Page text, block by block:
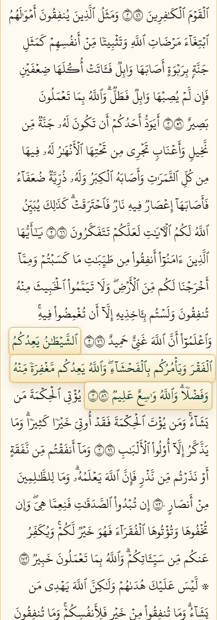
ٱلۡقَوۡمَ ٱلۡكَٰفِرِينَ ٢٦٤
وَمَثَلُ ٱلَّذِينَ يُنفِقُونَ أَمۡوَٰلَهُمُ
ٱبۡتِغَآءَ مَرۡضَاتِ ٱللَّهِ وَتَثۡبِيتٗا مِّنۡ أَنفُسِهِمۡ كَمَثَلِ
جَنَّةِۭ بِرَبۡوَةٍ أَصَابَهَا وَابِلٞ فَـَٔاتَتۡ أُكُلَهَا ضِعۡفَيۡنِ
فَإِن لَّمۡ يُصِبۡهَا وَابِلٞ فَطَلّٞۗ وَٱللَّهُ بِمَا تَعۡمَلُونَ
بَصِيرٌ ٢٦٥
أَيَوَدُّ أَحَدُكُمۡ أَن تَكُونَ لَهُۥ جَنَّةٞ مِّن
نَّخِيلٖ وَأَعۡنَابٖ تَجۡرِي مِن تَحۡتِهَا ٱلۡأَنۡهَٰرُ لَهُۥ فِيهَا
مِن كُلِّ ٱلثَّمَرَٰتِ وَأَصَابَهُ ٱلۡكِبَرُ وَلَهُۥ ذُرِّيَّةٞ ضُعَفَآءُ
فَأَصَابَهَآ إِعۡصَارٞ فِيهِ نَارٞ فَٱحۡتَرَقَتۡۗ كَذَٰلِكَ يُبَيِّنُ
ٱللَّهُ لَكُمُ ٱلۡأٓيَٰتِ لَعَلَّكُمۡ تَتَفَكَّرُونَ ٢٦٦
يَٰٓأَيُّهَا
ٱلَّذِينَ ءَامَنُوٓاْ أَنفِقُواْ مِن طَيِّبَٰتِ مَا كَسَبۡتُمۡ وَمِمَّآ
أَخۡرَجۡنَا لَكُم مِّنَ ٱلۡأَرۡضِۖ وَلَا تَيَمَّمُواْ ٱلۡخَبِيثَ مِنۡهُ
تُنفِقُونَ وَلَسۡتُم بِـَٔاخِذِيهِ إِلَّآ أَن تُغۡمِضُواْ فِيهِۚ
وَٱعۡلَمُوٓاْ أَنَّ ٱللَّهَ غَنِيٌّ حَمِيدٌ ٢٦٧
ٱلشَّيۡطَٰنُ يَعِدُكُمُ
ٱلۡفَقۡرَ وَيَأۡمُرُكُم بِٱلۡفَحۡشَآءِۖ وَٱللَّهُ يَعِدُكُم مَّغۡفِرَةٗ مِّنۡهُ
وَفَضۡلٗاۗ وَٱللَّهُ وَٰسِعٌ عَلِيمٞ ٢٦٨
يُؤۡتِي ٱلۡحِكۡمَةَ مَن
يَشَآءُۚ وَمَن يُؤۡتَ ٱلۡحِكۡمَةَ فَقَدۡ أُوتِيَ خَيۡرٗا كَثِيرٗاۗ وَمَا
يَذَّكَّرُ إِلَّآ أُوْلُواْ ٱلۡأَلۡبَٰبِ ٢٦٩
وَمَآ أَنفَقۡتُم مِّن نَّفَقَةٍ
أَوۡ نَذَرۡتُم مِّن نَّذۡرٖ فَإِنَّ ٱللَّهَ يَعۡلَمُهُۥۗ وَمَا لِلظَّٰلِمِينَ
مِنۡ أَنصَارٍ ٢٧٠
إِن تُبۡدُواْ ٱلصَّدَقَٰتِ فَنِعِمَّا هِيَۖ وَإِن
تُخۡفُوهَا وَتُؤۡتُوهَا ٱلۡفُقَرَآءَ فَهُوَ خَيۡرٞ لَّكُمۡۚ وَيُكَفِّرُ
عَنكُم مِّن سَيِّـَٔاتِكُمۡۗ وَٱللَّهُ بِمَا تَعۡمَلُونَ خَبِيرٞ ٢٧١
۞ لَّيۡسَ عَلَيۡكَ هُدَىٰهُمۡ وَلَٰكِنَّ ٱللَّهَ يَهۡدِي مَن
يَشَآءُۗ وَمَا تُنفِقُواْ مِنۡ خَيۡرٖ فَلِأَنفُسِكُمۡۚ وَمَا تُنفِقُونَ